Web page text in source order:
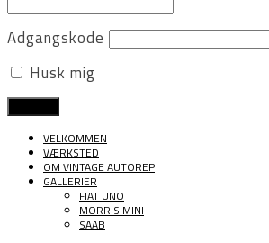
Adgangskode
Husk mig
VELKOMMEN
VÆRKSTED
OM VINTAGE AUTOREP
GALLERIER
FIAT UNO
MORRIS MINI
SAAB